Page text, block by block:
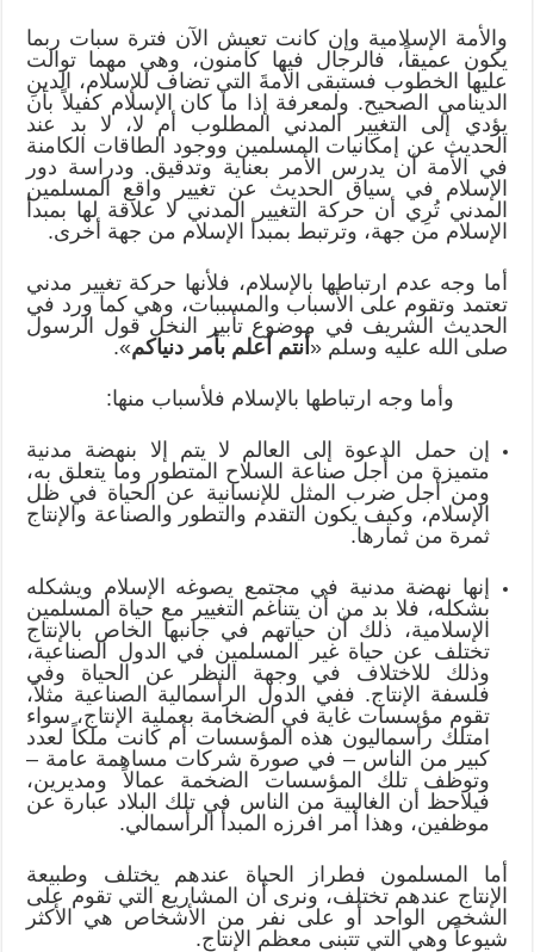
والأمة الإسلامية وإن كانت تعيش الآن فترة سبات ربما
يكون عميقاً، فالرجال فيها كامنون، وهي مهما توالت
عليها الخطوب فستبقى الأمةَ التي تضاف للإسلام، الدينِ
الدينامي الصحيح. ولمعرفة إذا ما كان الإسلام كفيلاً بأن
يؤدي إلى التغيير المدني المطلوب أم لا، لا بد عند
الحديث عن إمكانيات المسلمين ووجود الطاقات الكامنة
في الأمة أن يدرس الأمر بعناية وتدقيق. ودراسة دور
الإسلام في سياق الحديث عن تغيير واقع المسلمين
المدني تُرِي أن حركة التغيير المدني لا علاقة لها بمبدأ
الإسلام من جهة، وترتبط بمبدأ الإسلام من جهة أخرى.
أما وجه عدم ارتباطها بالإسلام، فلأنها حركة تغيير مدني
تعتمد وتقوم على الأسباب والمسببات، وهي كما ورد في
الحديث الشريف في موضوع تأبير النخل قول الرسول
صلى الله عليه وسلم « أنتم أعلم بأمر دنياكم».
وأما وجه ارتباطها بالإسلام فلأسباب منها:
إن حمل الدعوة إلى العالم لا يتم إلا بنهضة مدنية
متميزة من أجل صناعة السلاح المتطور وما يتعلق به،
ومن أجل ضرب المثل للإنسانية عن الحياة في ظل
الإسلام، وكيف يكون التقدم والتطور والصناعة والإنتاج
ثمرة من ثمارها.
إنها نهضة مدنية في مجتمع يصوغه الإسلام ويشكله
بشكله، فلا بد من أن يتناغم التغيير مع حياة المسلمين
الإسلامية، ذلك أن حياتهم في جانبها الخاص بالإنتاج
تختلف عن حياة غير المسلمين في الدول الصناعية،
وذلك للاختلاف في وجهة النظر عن الحياة وفي
فلسفة الإنتاج. ففي الدول الرأسمالية الصناعية مثلاً،
تقوم مؤسسات غاية في الضخامة بعملية الإنتاج، سواء
امتلك رأسماليون هذه المؤسسات أم كانت ملكاً لعدد
كبير من الناس – في صورة شركات مساهمة عامة –
وتوظف تلك المؤسسات الضخمة عمالاً ومديرين،
فيلاحظ أن الغالبية من الناس في تلك البلاد عبارة عن
موظفين، وهذا أمر افرزه المبدأ الرأسمالي.
أما المسلمون فطراز الحياة عندهم يختلف وطبيعة
الإنتاج عندهم تختلف، ونرى أن المشاريع التي تقوم على
الشخص الواحد أو على نفر من الأشخاص هي الأكثر
شيوعاً وهي التي تتبنى معظم الإنتاج.